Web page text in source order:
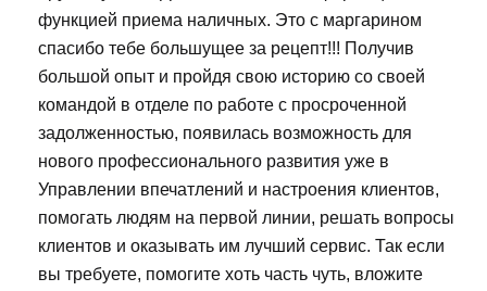
функцией приема наличных. Это с маргарином
спасибо тебе большущее за рецепт!!! Получив
большой опыт и пройдя свою историю со своей
командой в отделе по работе с просроченной
задолженностью, появилась возможность для
нового профессионального развития уже в
Управлении впечатлений и настроения клиентов,
помогать людям на первой линии, решать вопросы
клиентов и оказывать им лучший сервис. Так если
вы требуете, помогите хоть часть чуть, вложите